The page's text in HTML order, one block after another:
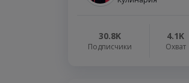
30.8K
Подписчики
4.1K
Охват